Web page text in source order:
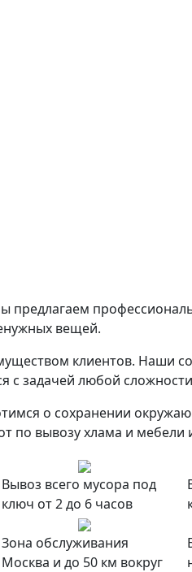
вещей.
клиентов. Наши
с задачей любой
о сохранении
по вывозу хлама и мебели
Вывоз всего мусора под
ключ от 2 до 6 часов
Зона обслуживания
Москва и до 50 км вокруг